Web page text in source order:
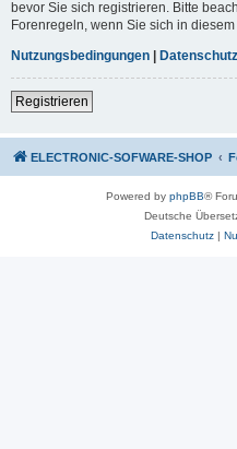
bevor Sie sich registrieren. Bitte
Forenregeln, wenn Sie sich in
Nutzungsbedingungen
Registrieren
ELECTRONIC-SOFWARE-SHOP
Powered by phpBB®
Deutsche
Datenschutz|